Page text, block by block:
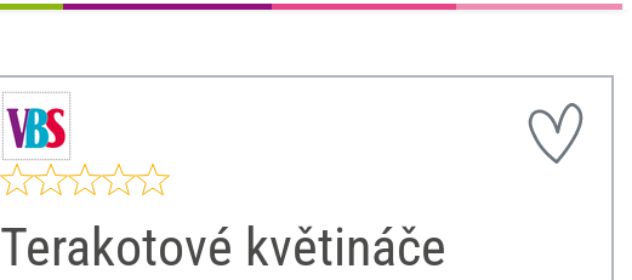
Terakotové květináče